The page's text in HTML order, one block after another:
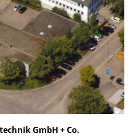
GmbH + Co.